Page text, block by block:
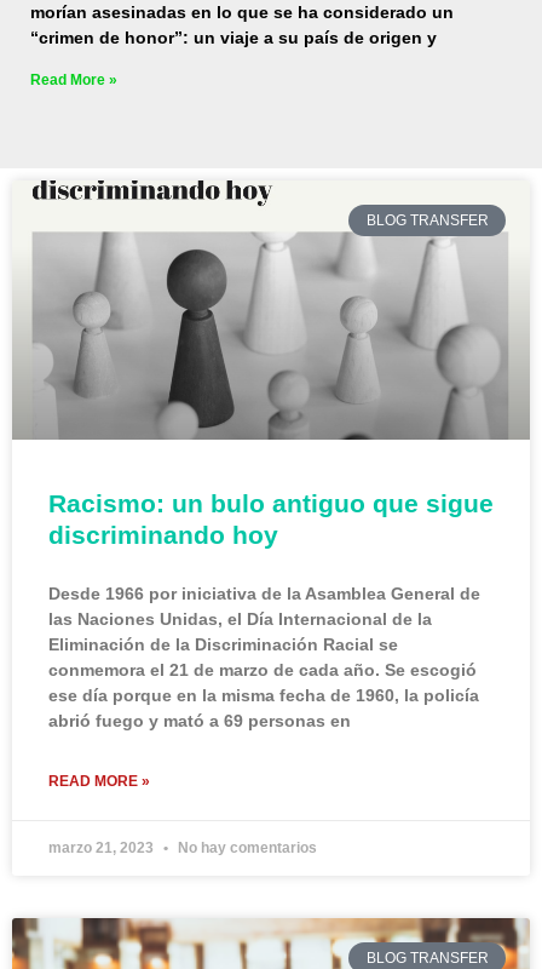
morían asesinadas en lo que se ha considerado un
“crimen de honor”: un viaje a su país de origen y
Read More »
BLOG TRANSFER
Racismo: un bulo antiguo que sigue
discriminando hoy
Desde 1966 por iniciativa de la Asamblea General de
las Naciones Unidas, el Día Internacional de la
Eliminación de la Discriminación Racial se
conmemora el 21 de marzo de cada año. Se escogió
ese día porque en la misma fecha de 1960, la policía
abrió fuego y mató a 69 personas en
READ MORE »
marzo 21, 2023 No hay comentarios
BLOG TRANSFER